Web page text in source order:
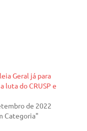
Geral já para
luta do CRUSP e
de 2022
Categoria"